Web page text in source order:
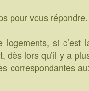
pour vous répondre.
logements, si c’est
dès lors qu’il y a
correspondantes